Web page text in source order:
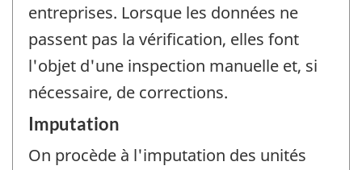
entreprises. Lorsque les données ne
passent pas la vérification, elles font
l'objet d'une inspection manuelle et, si
nécessaire, de corrections.
Imputation
On procède à l'imputation des unités